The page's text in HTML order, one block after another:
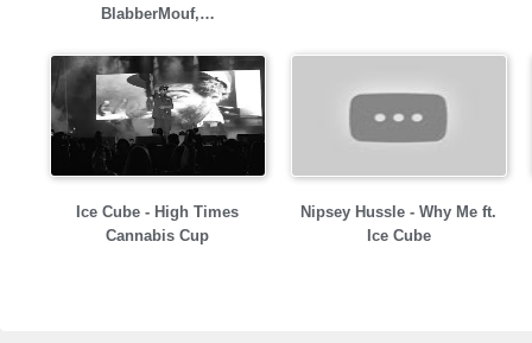
BlabberMouf,…
Ice Cube - High Times
Cannabis Cup
Nipsey Hussle - Why Me ft.
Ice Cube